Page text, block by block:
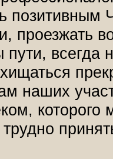
позитивным
проезжать
пути, всегда
наших